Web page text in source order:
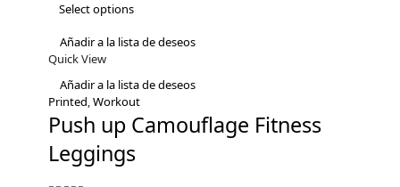
Select options
Añadir a la lista de deseos
Quick View
Añadir a la lista de deseos
Printed,Workout
Push up Camouflage Fitness
Leggings